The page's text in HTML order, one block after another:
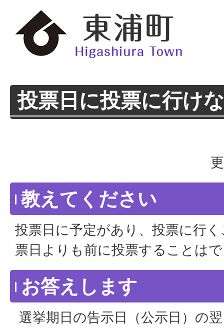
投票日に投票に行け
教えてください
投票日に予定があり、投票に行
票日よりも前に投票することは
お答えします
選挙期日の告示日（公示日）の